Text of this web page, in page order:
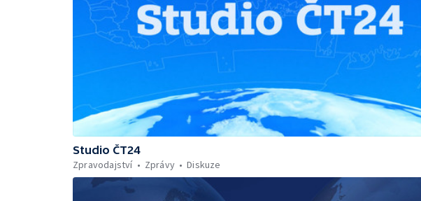
Studio ČT24
Zpravodajství
Zprávy Diskuze